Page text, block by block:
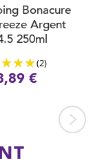
Bonacure
Argent
250ml
(2)
€